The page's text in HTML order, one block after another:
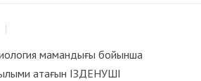
мамандығы бойынша
атағын ІЗДЕНУШІ